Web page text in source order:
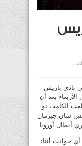
نادي باريس
بعد أن
الكامب نو
سان جيرمان
أبطال أوروبا.
حوادث أثناء